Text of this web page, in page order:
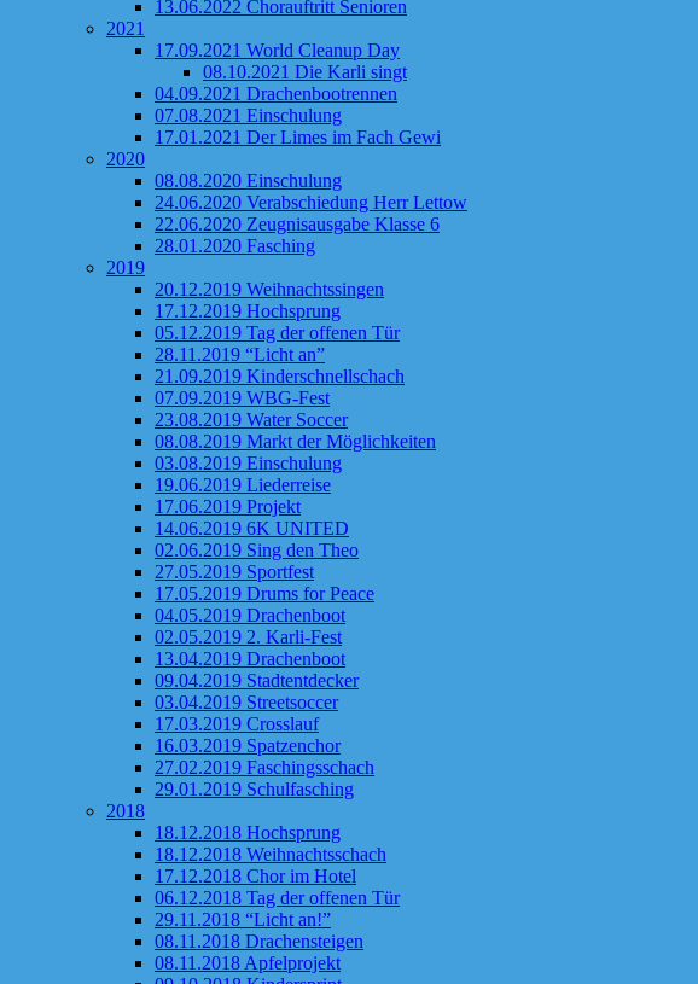
13.06.2022 Chorauftritt Senioren
2021
17.09.2021 World Cleanup Day
08.10.2021 Die Karli singt
04.09.2021 Drachenbootrennen
07.08.2021 Einschulung
17.01.2021 Der Limes im Fach Gewi
2020
08.08.2020 Einschulung
24.06.2020 Verabschiedung Herr Lettow
22.06.2020 Zeugnisausgabe Klasse 6
28.01.2020 Fasching
2019
20.12.2019 Weihnachtssingen
17.12.2019 Hochsprung
05.12.2019 Tag der offenen Tür
28.11.2019 “Licht an”
21.09.2019 Kinderschnellschach
07.09.2019 WBG-Fest
23.08.2019 Water Soccer
08.08.2019 Markt der Möglichkeiten
03.08.2019 Einschulung
19.06.2019 Liederreise
17.06.2019 Projekt
14.06.2019 6K UNITED
02.06.2019 Sing den Theo
27.05.2019 Sportfest
17.05.2019 Drums for Peace
04.05.2019 Drachenboot
02.05.2019 2. Karli-Fest
13.04.2019 Drachenboot
09.04.2019 Stadtentdecker
03.04.2019 Streetsoccer
17.03.2019 Crosslauf
16.03.2019 Spatzenchor
27.02.2019 Faschingsschach
29.01.2019 Schulfasching
2018
18.12.2018 Hochsprung
18.12.2018 Weihnachtsschach
17.12.2018 Chor im Hotel
06.12.2018 Tag der offenen Tür
29.11.2018 “Licht an!”
08.11.2018 Drachensteigen
08.11.2018 Apfelprojekt